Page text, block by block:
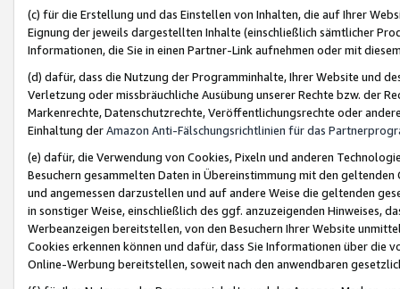
(c) für die Erstellung und das Einstellen von Inhalten, die auf Ihrer
Eignung der jeweils dargestellten Inhalte (einschließlich sämtlicher
Informationen, die Sie in einen Partner-Link aufnehmen oder mit
(d) dafür, dass die Nutzung der Programminhalte, Ihrer Website und
Verletzung oder missbräuchliche Ausübung unserer Rechte bzw. der
Markenrechte, Datenschutzrechte, Veröffentlichungsrechte oder
Einhaltung derAmazon Anti-Fälschungsrichtlinien für das
(e) dafür, die Verwendung von Cookies, Pixeln und anderen
Besuchern gesammelten Daten in Übereinstimmung mit den
und angemessen darzustellen und auf andere Weise die geltenden
in sonstiger Weise, einschließlich des ggf. anzuzeigenden Hinweises,
Werbeanzeigen bereitstellen, von den Besuchern Ihrer Website
Cookies erkennen können und dafür, dass Sie Informationen über die
Online-Werbung bereitstellen, soweit nach den anwendbaren